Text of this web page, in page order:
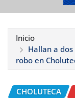
Inicio
Hallan a
robo en
CHOLUTECA